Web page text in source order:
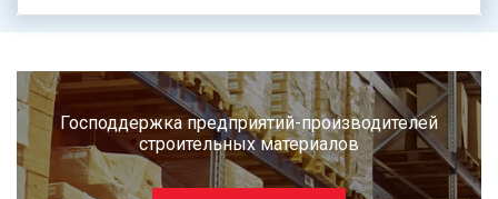
Господдержка предприятий-производителей
строительных материалов